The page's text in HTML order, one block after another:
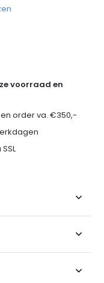
voorraad en
order va. €350,-